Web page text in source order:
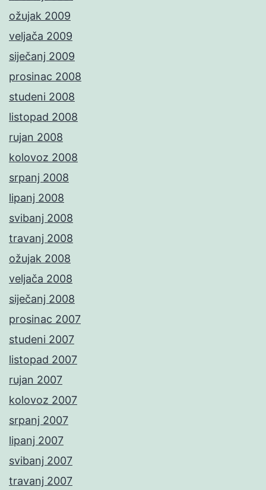
ožujak 2009
veljača 2009
siječanj 2009
prosinac 2008
studeni 2008
listopad 2008
rujan 2008
kolovoz 2008
srpanj 2008
lipanj 2008
svibanj 2008
travanj 2008
ožujak 2008
veljača 2008
siječanj 2008
prosinac 2007
studeni 2007
listopad 2007
rujan 2007
kolovoz 2007
srpanj 2007
lipanj 2007
svibanj 2007
travanj 2007